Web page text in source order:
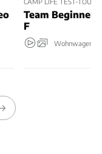
Team Beginner
F
Wohnwagen